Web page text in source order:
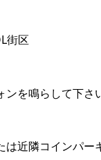
街区
を鳴らして下さ
近隣コインパー